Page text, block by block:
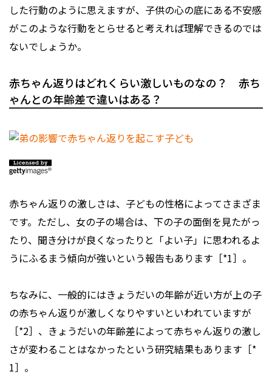
した行動のように思えますが、子供の心の底にある不安感
がこのような行動をとらせると考えれば理解できるのでは
ないでしょうか。
赤ちゃん返りはどれくらい激しいものなの？ 赤ち
ゃんとの年齢差で違いはある？
赤ちゃん返りの激しさは、子どもの性格によってさまざま
です。ただし、女の子の場合は、下の子の面倒を見たがっ
たり、聞き分けが良くなったりと「よい子」に思われるよ
うにふるまう傾向が強いという報告もあります［*1］。
ちなみに、一般的にはきょうだいの年齢が近い方が上の子
の赤ちゃん返りが激しくなりやすいといわれていますが
［*2］、きょうだいの年齢差によって赤ちゃん返りの激し
さが変わることはなかったという研究結果もあります［*
1］。